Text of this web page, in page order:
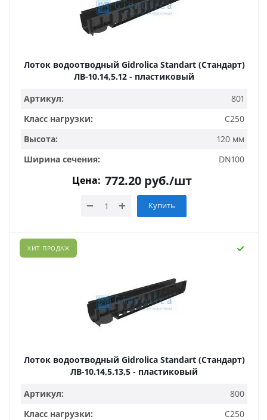
Лоток водоотводный Gidrolica Standart (Стандарт)
ЛВ-10.14,5.12 - пластиковый
Артикул:
801
Класс нагрузки:
C250
Высота:
120 мм
Ширина сечения:
DN100
Цена: 772.20 руб./шт
Купить
ХИТ ПРОДАЖ
Лоток водоотводный Gidrolica Standart (Стандарт)
ЛВ-10.14,5.13,5 - пластиковый
Артикул:
800
Класс нагрузки:
C250